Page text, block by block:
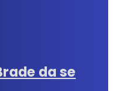
da se